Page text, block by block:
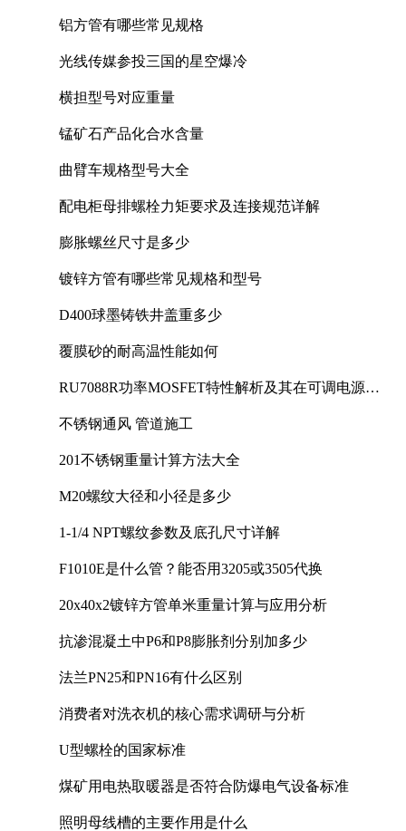
铝方管有哪些常见规格
光线传媒参投三国的星空爆冷
横担型号对应重量
锰矿石产品化合水含量
曲臂车规格型号大全
配电柜母排螺栓力矩要求及连接规范详解
膨胀螺丝尺寸是多少
镀锌方管有哪些常见规格和型号
D400球墨铸铁井盖重多少
覆膜砂的耐高温性能如何
RU7088R功率MOSFET特性解析及其在可调电源设
不锈钢通风 管道施工
201不锈钢重量计算方法大全
M20螺纹大径和小径是多少
1-1/4 NPT螺纹参数及底孔尺寸详解
F1010E是什么管？能否用3205或3505代换
20x40x2镀锌方管单米重量计算与应用分析
抗渗混凝土中P6和P8膨胀剂分别加多少
法兰PN25和PN16有什么区别
消费者对洗衣机的核心需求调研与分析
U型螺栓的国家标准
煤矿用电热取暖器是否符合防爆电气设备标准
照明母线槽的主要作用是什么